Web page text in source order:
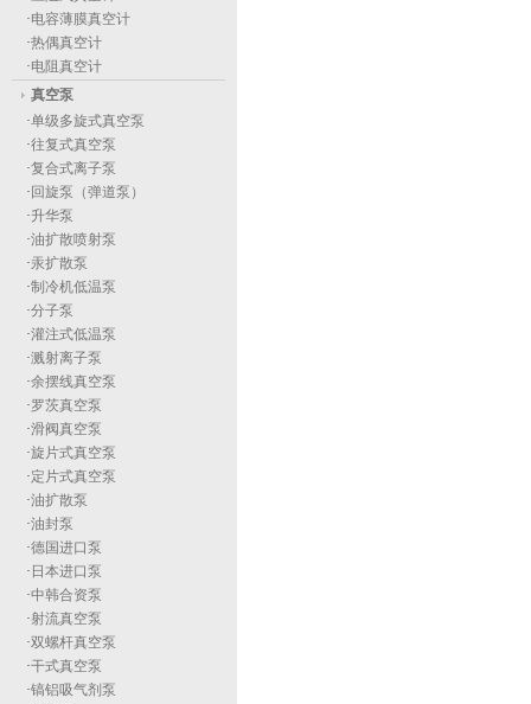
·电容薄膜真空计
·热偶真空计
·电阻真空计
真空泵
·单级多旋式真空泵
·往复式真空泵
·复合式离子泵
· 回旋泵（弹道泵）
·升华泵
·油扩散喷射泵
·汞扩散泵
·制冷机低温泵
·分子泵
·灌注式低温泵
·溅射离子泵
·余摆线真空泵
·罗茨真空泵
·滑阀真空泵
·旋片式真空泵
·定片式真空泵
·油扩散泵
·油封泵
·德国进口泵
· 日本进口泵
·中韩合资泵
·射流真空泵
·双螺杆真空泵
·干式真空泵
·镐铝吸气剂泵